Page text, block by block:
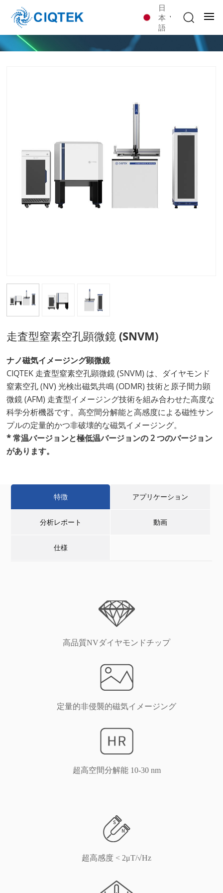
日
本
語
走査型窒素空孔顕微鏡 (SNVM)
ナノ磁気イメージング顕微鏡
CIQTEK 走査型窒素空孔顕微鏡 (SNVM) は、ダイヤモンド
窒素空孔 (NV) 光検出磁気共鳴 (ODMR) 技術と原子間力顕
微鏡 (AFM) 走査型イメージング技術を組み合わせた高度な
科学分析機器です。高空間分解能と高感度による磁性サン
プルの定量的かつ非破壊的な磁気イメージング。
* 常温バージョンと極低温バージョンの 2 つのバージョン
があります。
特徴 アプリケーション
分析レポート 動画
仕様
高品質NVダイヤモンドチップ
定量的非侵襲的磁気イメージング
超高空間分解能 10-30 nm
超高感度 < 2μT/√Hz